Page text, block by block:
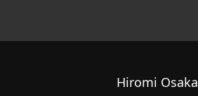
Hiromi Osaka